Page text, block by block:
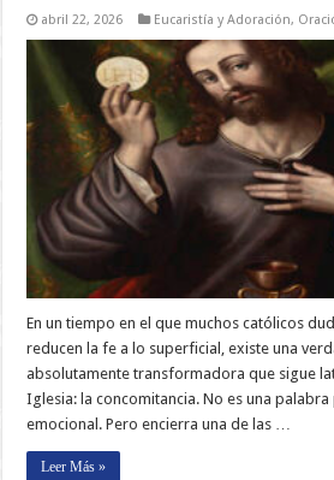
abril 22, 2026 Eucaristía y Adoración,
En un tiempo en el que muchos católicos
reducen la fe a lo superficial, existe una
absolutamente transformadora que sigue
Iglesia: la concomitancia. No es una
emocional. Pero encierra una de las …
Leer Más »